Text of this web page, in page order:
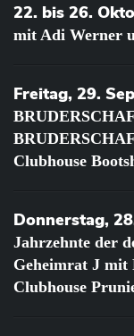
22. bis 26.
mit Adi Werner
Freitag, 29.
Clubhouse
Donnerstag,
Jahrzehnte der
Geheimrat J mit
Clubhouse